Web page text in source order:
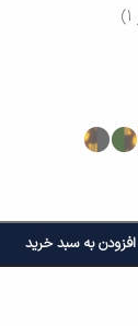
1
)
افزودن به سبد خرید